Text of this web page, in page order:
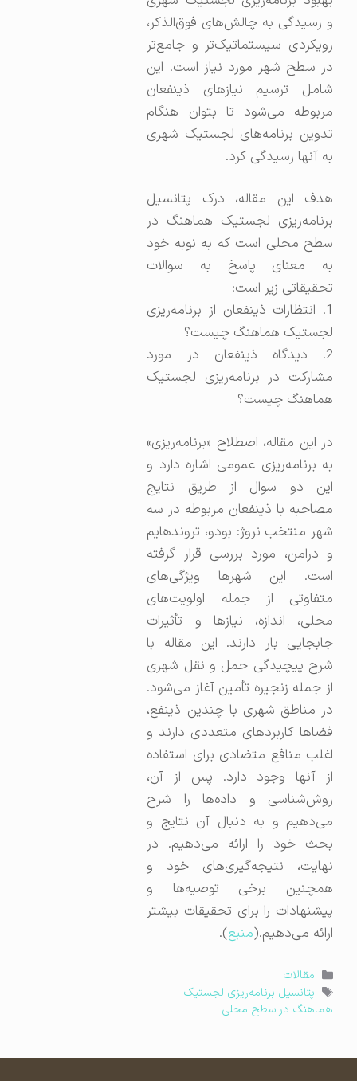
و رسیدگی به چالش‌های فوق‌الذکر،
رویکردی سیستماتیک‌تر و جامع‌تر
در سطح شهر مورد نیاز است. این
شامل ترسیم نیازهای ذینفعان
مربوطه می‌شود تا بتوان هنگام
تدوین برنامه‌های لجستیک شهری
به آنها رسیدگی کرد.
هدف این مقاله، درک پتانسیل
برنامه‌ریزی لجستیک هماهنگ در
سطح محلی است که به نوبه خود
به معنای پاسخ به سوالات
تحقیقاتی زیر است:
1. انتظارات ذینفعان از برنامه‌ریزی
لجستیک هماهنگ چیست؟
2. دیدگاه ذینفعان در مورد
مشارکت در برنامه‌ریزی لجستیک
هماهنگ چیست؟
در این مقاله، اصطلاح «برنامه‌ریزی»
به برنامه‌ریزی عمومی اشاره دارد و
این دو سوال از طریق نتایج
مصاحبه با ذینفعان مربوطه در سه
شهر منتخب نروژ: بودو، تروندهایم
و درامن، مورد بررسی قرار گرفته
است. این شهرها ویژگی‌های
متفاوتی از جمله اولویت‌های
محلی، اندازه، نیازها و تأثیرات
جابجایی بار دارند. این مقاله با
شرح پیچیدگی حمل و نقل شهری
از جمله زنجیره تأمین آغاز می‌شود.
در مناطق شهری با چندین ذینفع،
فضاها کاربردهای متعددی دارند و
اغلب منافع متضادی برای استفاده
از آنها وجود دارد. پس از آن،
روش‌شناسی و داده‌ها را شرح
می‌دهیم و به دنبال آن نتایج و
بحث خود را ارائه می‌دهیم. در
نهایت، نتیجه‌گیری‌های خود و
همچنین برخی توصیه‌ها و
پیشنهادات را برای تحقیقات بیشتر
ارائه می‌دهیم.(منبع).
دسته‌ها
مقالات
برچسب‌ها
پتانسیل برنامه‌ریزی لجستیک
هماهنگ در سطح محلی